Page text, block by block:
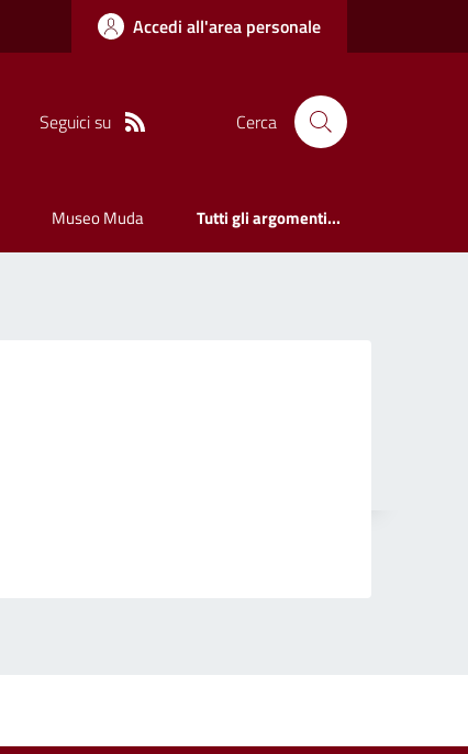
Accedi all'area personale
Seguici su Cerca
Museo Muda Tutti gli argomenti...